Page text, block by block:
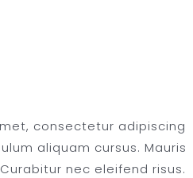
consectetur adipiscing
aliquam cursus. Mauris
nec eleifend risus.